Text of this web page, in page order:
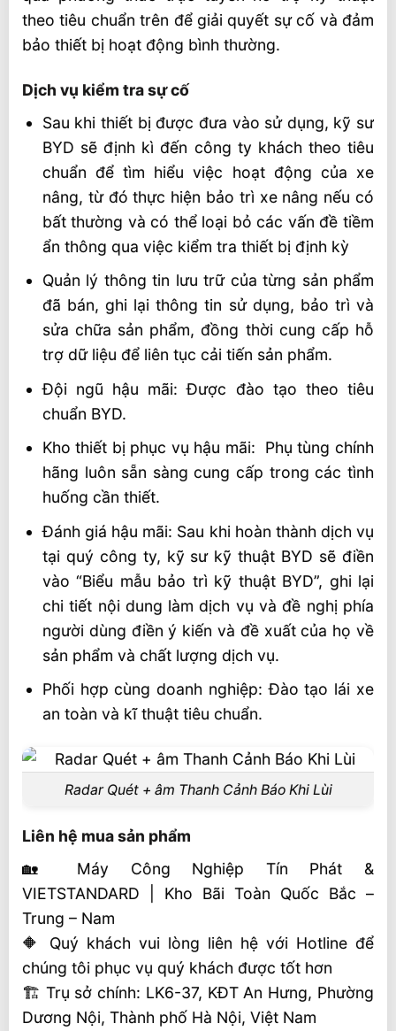
theo tiêu chuẩn trên để giải quyết sự cố và đảm
bảo thiết bị hoạt động bình thường.
Dịch vụ kiểm tra sự cố
Sau khi thiết bị được đưa vào sử dụng, kỹ sư
BYD sẽ định kì đến công ty khách theo tiêu
chuẩn để tìm hiểu việc hoạt động của xe
nâng, từ đó thực hiện bảo trì xe nâng nếu có
bất thường và có thể loại bỏ các vấn đề tiềm
ẩn thông qua việc kiểm tra thiết bị định kỳ
Quản lý thông tin lưu trữ của từng sản phẩm
đã bán, ghi lại thông tin sử dụng, bảo trì và
sửa chữa sản phẩm, đồng thời cung cấp hỗ
trợ dữ liệu để liên tục cải tiến sản phẩm.
Đội ngũ hậu mãi: Được đào tạo theo tiêu
chuẩn BYD.
Kho thiết bị phục vụ hậu mãi: Phụ tùng chính
hãng luôn sẵn sàng cung cấp trong các tình
huống cần thiết.
Đánh giá hậu mãi: Sau khi hoàn thành dịch vụ
tại quý công ty, kỹ sư kỹ thuật BYD sẽ điền
vào “Biểu mẫu bảo trì kỹ thuật BYD”, ghi lại
chi tiết nội dung làm dịch vụ và đề nghị phía
người dùng điền ý kiến ​​​​và đề xuất của họ về
sản phẩm và chất lượng dịch vụ.
Phối hợp cùng doanh nghiệp: Đào tạo lái xe
an toàn và kĩ thuật tiêu chuẩn.
Radar Quét + âm Thanh Cảnh Báo Khi Lùi
Liên hệ mua sản phẩm
🏡 Máy Công Nghiệp Tín Phát &
VIETSTANDARD | Kho Bãi Toàn Quốc Bắc –
Trung – Nam
🔶 Quý khách vui lòng liên hệ với Hotline để
chúng tôi phục vụ quý khách được tốt hơn
🏗 Trụ sở chính: LK6-37, KĐT An Hưng, Phường
Dương Nội, Thành phố Hà Nội, Việt Nam